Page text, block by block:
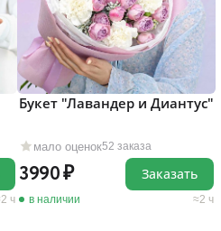
2 ч
мало оценок52 заказа
Букет "Лавандер и Диантус"
3990
в наличии 2 ч
Заказать